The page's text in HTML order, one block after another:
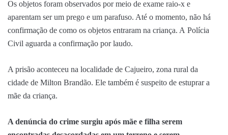
Os objetos foram observados por meio de exame raio-x e
aparentam ser um prego e um parafuso. Até o momento, não há
confirmação de como os objetos entraram na criança. A Polícia
Civil aguarda a confirmação por laudo.
A prisão aconteceu na localidade de Cajueiro, zona rural da
cidade de Milton Brandão. Ele também é suspeito de estuprar a
mãe da criança.
A denúncia do crime surgiu após mãe e filha serem